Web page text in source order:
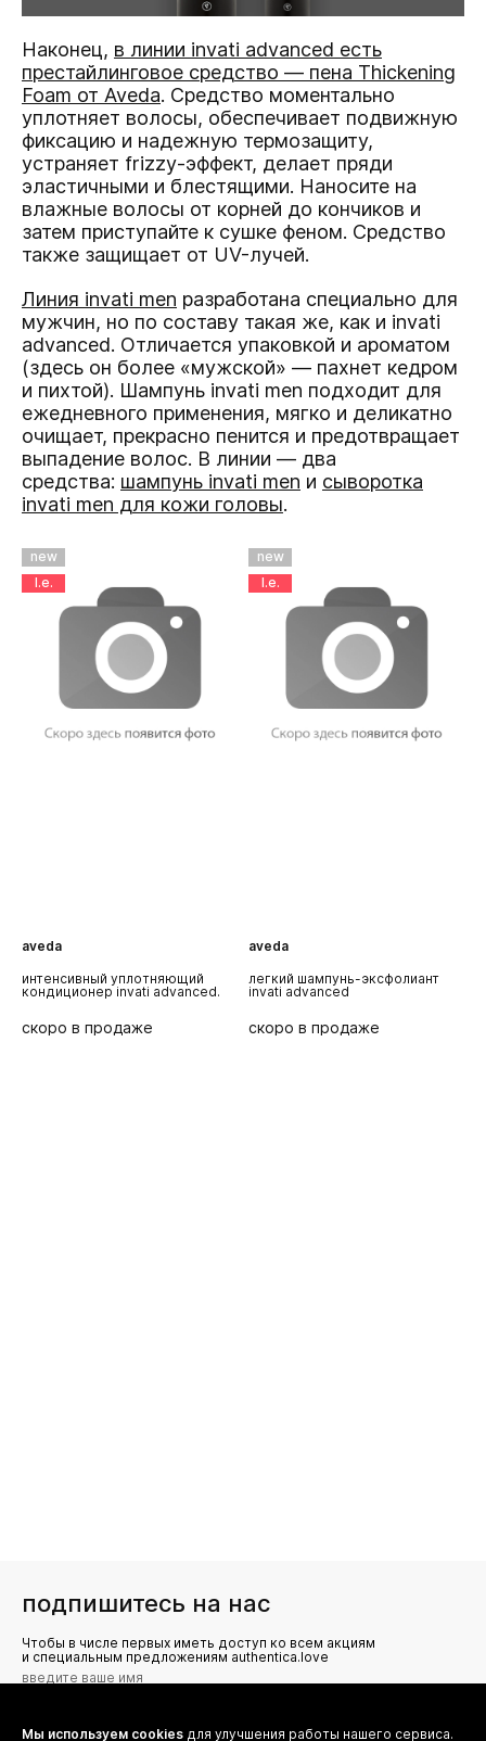
Наконец, в линии invati advanced есть
престайлинговое средство — пена Thickening
Foam от Aveda. Средство моментально
уплотняет волосы, обеспечивает подвижную
фиксацию и надежную термозащиту,
устраняет frizzy-эффект, делает пряди
эластичными и блестящими. Наносите на
влажные волосы от корней до кончиков и
затем приступайте к сушке феном. Средство
также защищает от UV-лучей.
Линия invati men разработана специально для
мужчин, но по составу такая же, как и invati
advanced. Отличается упаковкой и ароматом
(здесь он более «мужской» — пахнет кедром
и пихтой). Шампунь invati men подходит для
ежедневного применения, мягко и деликатно
очищает, прекрасно пенится и предотвращает
выпадение волос. В линии — два
средства: шампунь invati men и сыворотка
invati men для кожи головы.
new
l.e.
aveda
легкий шампунь-эксфолиант
invati advanced
скоро в продаже
new
l.e.
aveda
отшелушивающий шампунь
для мужчин invati men
скоро в продаже
подпишитесь на нас
Чтобы в числе первых иметь доступ ко всем акциям
и специальным предложениям authentica.love
Я даю согласие на сбор, обработку и хранение моих
Мы используем cookies для улучшения работы нашего сервиса.